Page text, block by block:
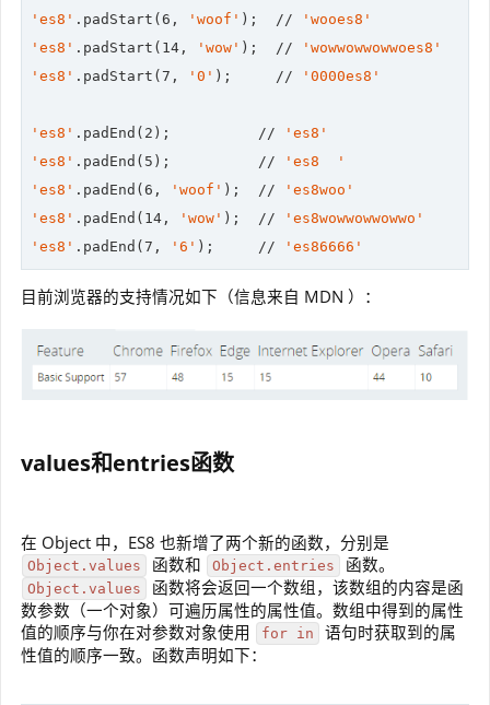
'es8' .padStart( 6 , 'woof' ); //
'wooes8'
'es8' .padStart( 14 , 'wow' ); //
'wowwowwowwoes8'
'es8' .padStart( 7 , '0' ); // '0000es8'
'es8' .padEnd( 2 ); //
'es8'
'es8' .padEnd( 5 ); //
'es8  '
'es8' .padEnd( 6 , 'woof' ); //
'es8woo'
'es8' .padEnd( 14 , 'wow' ); //
'es8wowwowwowwo'
'es8' .padEnd( 7 , '6' ); // 'es86666'
目前浏览器的支持情况如下（信息来自 MDN ）：
values和entries函数
在 Object 中，ES8 也新增了两个新的函数，分别是
Object.values 函数和 Object.entries 函数。
Object.values
函数将会返回一个数组，该数组的内容是函
数参数（一个对象）可遍历属性的属性值。数组中得到的属性
值的顺序与你在对参数对象使用
for in
语句时获取到的属
性值的顺序一致。函数声明如下：